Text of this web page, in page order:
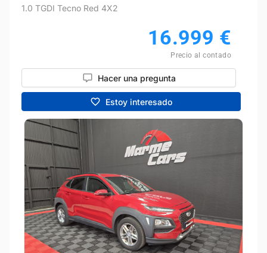
1.0 TGDI Tecno Red 4X2
16.999 €
Precio al contado
Hacer una pregunta
Estoy interesado